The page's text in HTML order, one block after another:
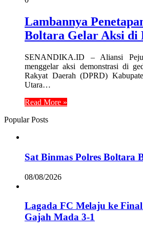
Lambannya
Boltara Gelar Aksi di
SENANDIKA.ID – Aliansi
menggelar aksi demonstrasi di
Rakyat Daerah (DPRD)
Utara…
Read More »
Popular Posts
Sat Binmas Polres Boltara
08/08/2026
Lagada FC Melaju ke
Gajah Mada 3-1